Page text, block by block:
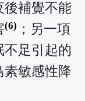
後補覺不能
(6) ；另一項
不足引起的
素敏感性降